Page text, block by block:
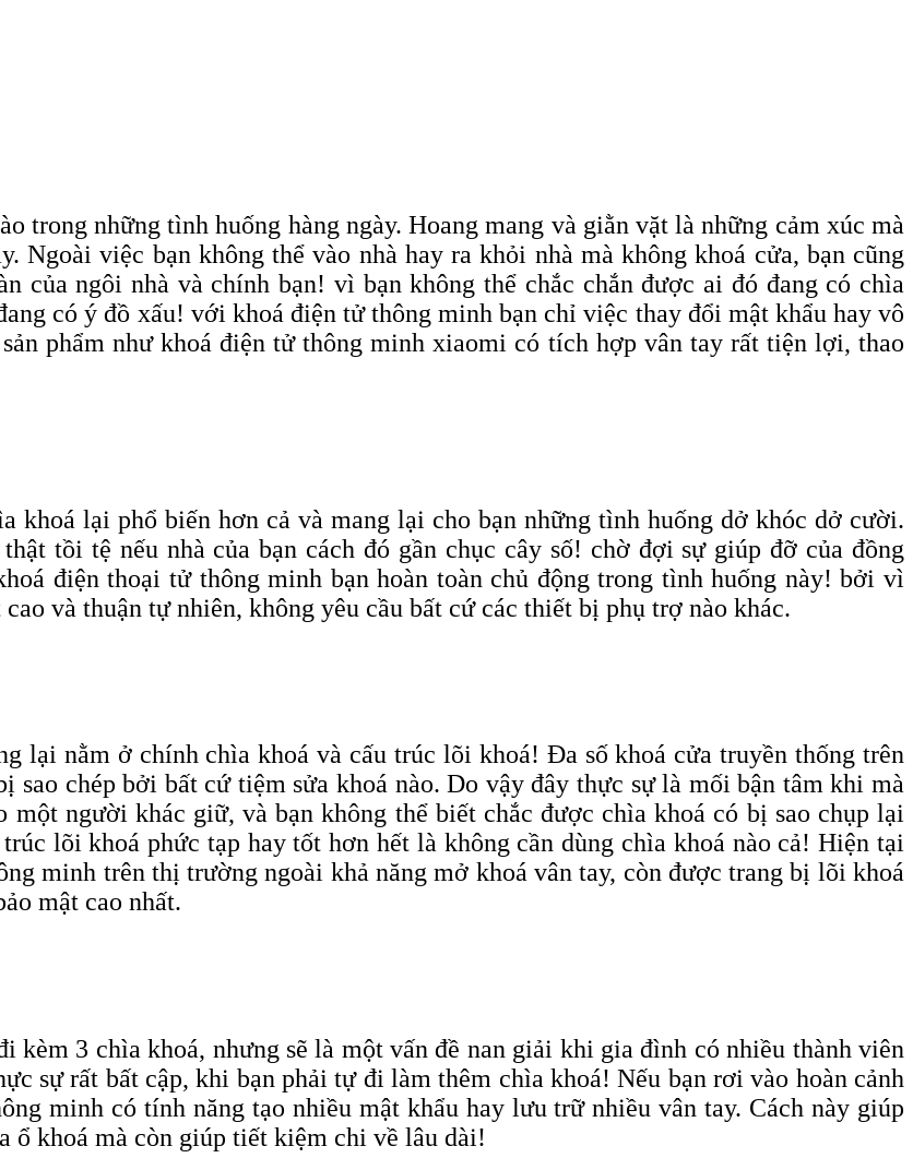
trong những tình huống hàng ngày. Hoang mang và giằn vặt là những cảm xúc mà
Ngoài việc bạn không thể vào nhà hay ra khỏi nhà mà không khoá cửa, bạn cũng
của ngôi nhà và chính bạn! vì bạn không thể chắc chắn được ai đó đang có chìa
có ý đồ xấu! với khoá điện tử thông minh bạn chỉ việc thay đổi mật khẩu hay vô
phẩm như khoá điện tử thông minh xiaomi có tích hợp vân tay rất tiện lợi, thao
khoá lại phổ biến hơn cả và mang lại cho bạn những tình huống dở khóc dở cười.
tồi tệ nếu nhà của bạn cách đó gần chục cây số! chờ đợi sự giúp đỡ của đồng
điện thoại tử thông minh bạn hoàn toàn chủ động trong tình huống này! bởi vì
và thuận tự nhiên, không yêu cầu bất cứ các thiết bị phụ trợ nào khác.
lại nằm ở chính chìa khoá và cấu trúc lõi khoá! Đa số khoá cửa truyền thống trên
chép bởi bất cứ tiệm sửa khoá nào. Do vậy đây thực sự là mối bận tâm khi mà
người khác giữ, và bạn không thể biết chắc được chìa khoá có bị sao chụp lại
lõi khoá phức tạp hay tốt hơn hết là không cần dùng chìa khoá nào cả! Hiện tại
minh trên thị trường ngoài khả năng mở khoá vân tay, còn được trang bị lõi khoá
mật cao nhất.
kèm 3 chìa khoá, nhưng sẽ là một vấn đề nan giải khi gia đình có nhiều thành viên
sự rất bất cập, khi bạn phải tự đi làm thêm chìa khoá! Nếu bạn rơi vào hoàn cảnh
minh có tính năng tạo nhiều mật khẩu hay lưu trữ nhiều vân tay. Cách này giúp
ổ khoá mà còn giúp tiết kiệm chi về lâu dài!